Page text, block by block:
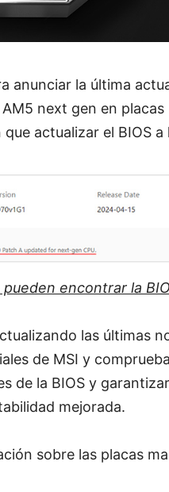
anunciar la última
next gen en
actualizar el BIOS
pueden encontrar la
las últimas
de MSI y
de la BIOS y
mejorada.
sobre las placas